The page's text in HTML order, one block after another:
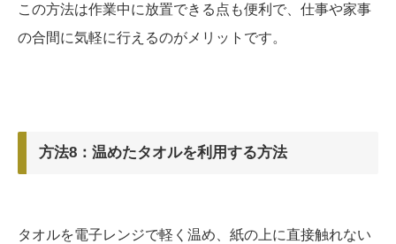
この方法は作業中に放置できる点も便利で、仕事や家事
の合間に気軽に行えるのがメリットです。
方法8：温めたタオルを利用する方法
タオルを電子レンジで軽く温め、紙の上に直接触れない